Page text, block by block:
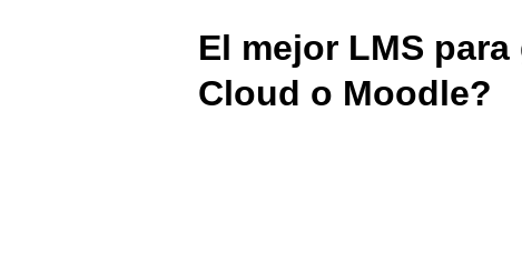
El mejor LMS
Cloud o Moodle?